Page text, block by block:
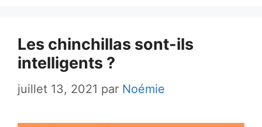
Les chinchillas sont-ils
intelligents ?
juillet 13, 2021 par Noémie